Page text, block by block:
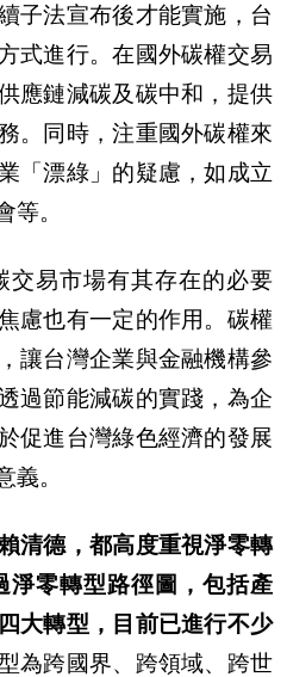
子法宣布後才能實施，台
式進行。在國外碳權交易
應鏈減碳及碳中和，提供
。同時，注重國外碳權來
「漂綠」的疑慮，如成立
等。
交易市場有其存在的必要
慮也有一定的作用。碳權
讓台灣企業與金融機構參
過節能減碳的實踐，為企
促進台灣綠色經濟的發展
義。
清德，都高度重視淨零轉
淨零轉型路徑圖，包括產
大轉型，目前已進行不少
為跨國界、跨領域、跨世